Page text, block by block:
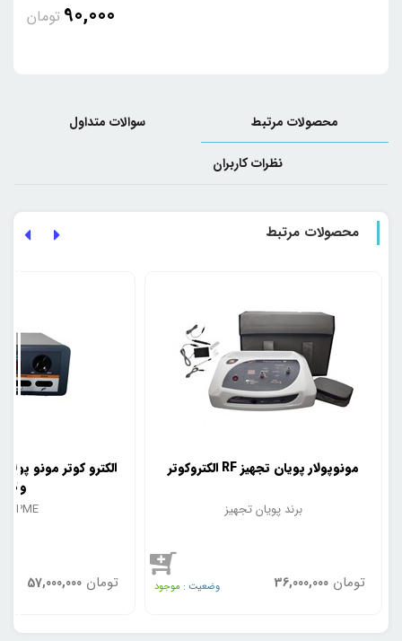
90,000 تومان
محصولات مرتبط سوالات متداول
نظرات کاربران
محصولات مرتبط
الکتروکوتر RF مونوپولار پویان تجهیز
برند پویان تجهیز
36,000,000 تومان وضعیت : موجود
وات
برند PME
57,000,000 تومان